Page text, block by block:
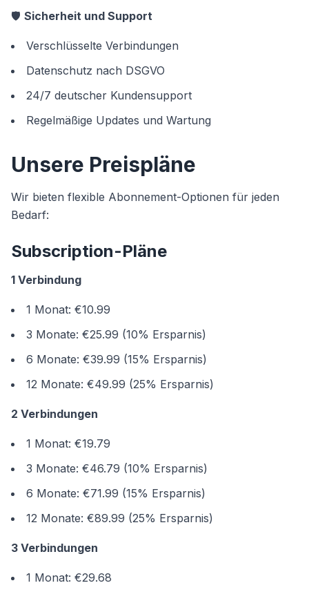
🛡️ Sicherheit und Support
Verschlüsselte Verbindungen
Datenschutz nach DSGVO
24/7 deutscher Kundensupport
Regelmäßige Updates und Wartung
Unsere Preispläne
Wir bieten flexible Abonnement-Optionen für jeden
Bedarf:
Subscription-Pläne
1 Verbindung
1 Monat: €10.99
3 Monate: €25.99 (10% Ersparnis)
6 Monate: €39.99 (15% Ersparnis)
12 Monate: €49.99 (25% Ersparnis)
2 Verbindungen
1 Monat: €19.79
3 Monate: €46.79 (10% Ersparnis)
6 Monate: €71.99 (15% Ersparnis)
12 Monate: €89.99 (25% Ersparnis)
3 Verbindungen
1 Monat: €29.68